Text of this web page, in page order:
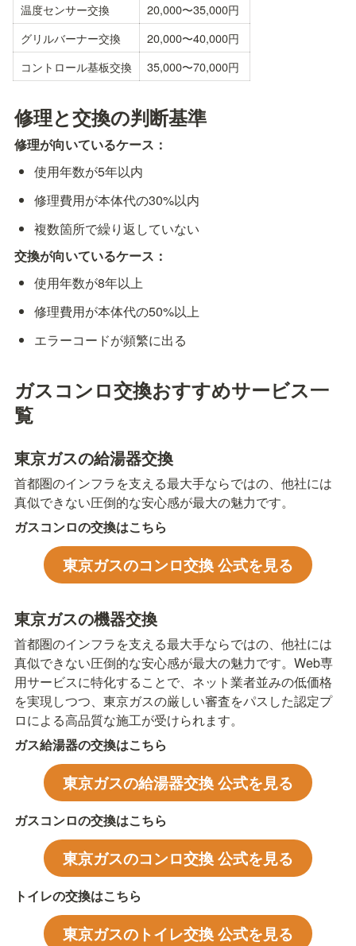
温度センサー交換
20,000〜35,000円
グリルバーナー交換
20,000〜40,000円
コントロール基板交換
35,000〜70,000円
修理と交換の判断基準
修理が向いているケース：
使用年数が5年以内
修理費用が本体代の30%以内
複数箇所で繰り返していない
交換が向いているケース：
使用年数が8年以上
修理費用が本体代の50%以上
エラーコードが頻繁に出る
ガスコンロ交換おすすめサービス一
覧
東京ガスの給湯器交換
首都圏のインフラを支える最大手ならではの、他社には
真似できない圧倒的な安心感が最大の魅力です。
ガスコンロの交換はこちら
東京ガスのコンロ交換 公式を見る
東京ガスの機器交換
首都圏のインフラを支える最大手ならではの、他社には
真似できない圧倒的な安心感が最大の魅力です。Web専
用サービスに特化することで、ネット業者並みの低価格
を実現しつつ、東京ガスの厳しい審査をパスした認定プ
ロによる高品質な施工が受けられます。
ガス給湯器の交換はこちら
東京ガスの給湯器交換 公式を見る
ガスコンロの交換はこちら
東京ガスのコンロ交換 公式を見る
トイレの交換はこちら
東京ガスのトイレ交換 公式を見る